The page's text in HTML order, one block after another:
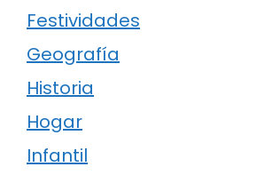
Festividades
Geografía
Historia
Hogar
Infantil